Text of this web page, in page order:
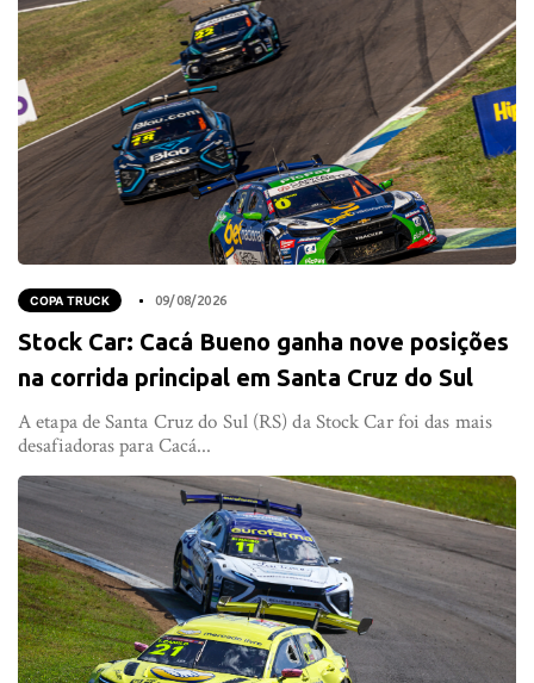
COPA TRUCK 09/08/2026
Stock Car: Cacá Bueno ganha nove posições
na corrida principal em Santa Cruz do Sul
A etapa de Santa Cruz do Sul (RS) da Stock Car foi das mais
desafiadoras para Cacá...